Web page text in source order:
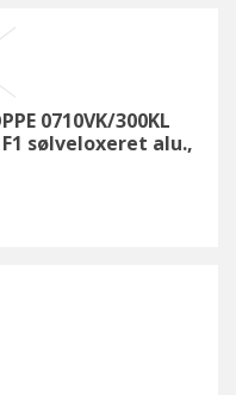
0710VK/300KL
sølveloxeret alu.,